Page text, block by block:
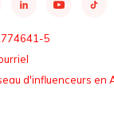
5
d'influenceurs en